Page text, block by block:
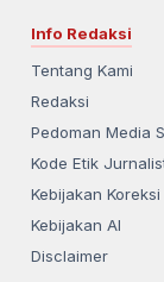
Info Redaksi
Tentang Kami
Redaksi
Pedoman Media
Kode Etik
Kebijakan Koreksi
Kebijakan AI
Disclaimer